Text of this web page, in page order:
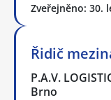
Zveřejněno: 30.
Řidič
P.A.V.
Brno